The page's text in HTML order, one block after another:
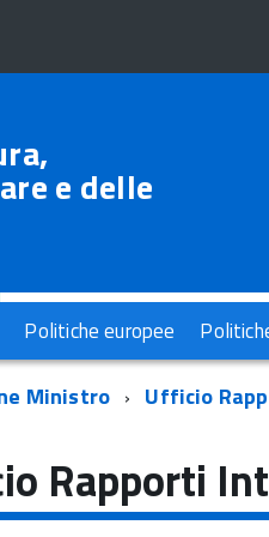
e delle
Politiche europee
Ministro Ufficio
Rapporti